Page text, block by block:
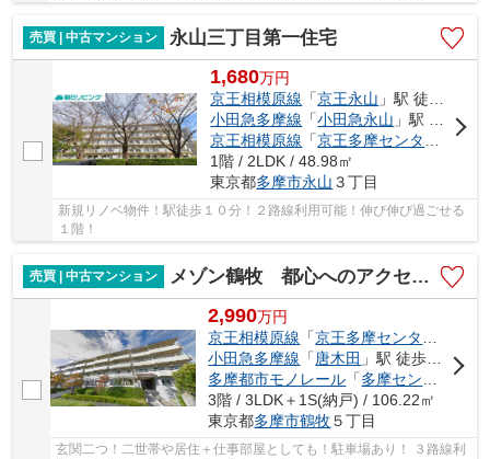
売買 | 中古マンション 永山三丁目第一住宅
1,680万円
京王相模原線 「京王永山 」駅 徒歩10分
小田急多摩線 「小田急永山 」駅 徒歩10分
京王相模原線 「京王多摩センター
」駅
1階 / 2LDK / 48.98㎡
東京都多摩市永山 ３丁目
新規リノベ物件！駅徒歩１０分！２路線利用可能！伸び伸び過ごせる
１階！
売買 | 中古マンション メゾン鶴牧 都心へのアクセス良好！３路線利用可能！
2,990万円
京王相模原線 「京王多摩センター
小田急多摩線 「 唐木田 」駅 徒歩17分
多摩都市モノレール 「多摩センター
」駅
3階 / 3LDK＋1S(納戸) / 106.22㎡
東京都多摩市鶴牧５丁目
玄関二つ！二世帯や居住＋仕事部屋としても！駐車場あり！ ３路線利